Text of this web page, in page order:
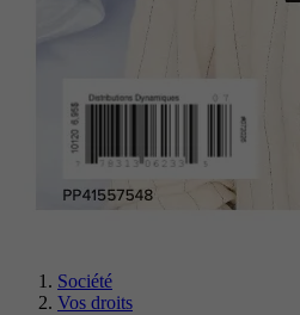
Société
Vos droits